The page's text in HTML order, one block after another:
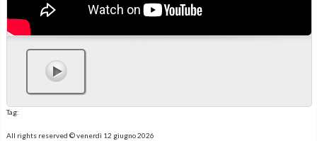
Tag:
All rights reserved ©venerdì 12 giugno 2026